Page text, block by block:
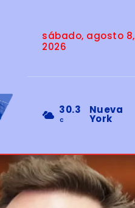
sábado, agosto 8,
2026
30.3
C
Nueva
York